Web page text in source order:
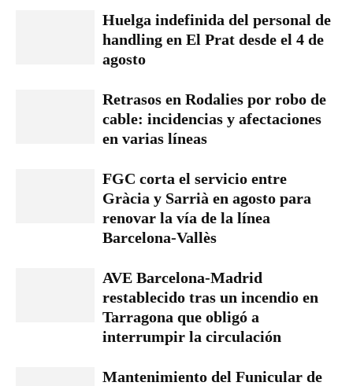
Huelga indefinida del personal de
handling en El Prat desde el 4 de
agosto
Retrasos en Rodalies por robo de
cable: incidencias y afectaciones
en varias líneas
FGC corta el servicio entre
Gràcia y Sarrià en agosto para
renovar la vía de la línea
Barcelona-Vallès
AVE Barcelona-Madrid
restablecido tras un incendio en
Tarragona que obligó a
interrumpir la circulación
Mantenimiento del Funicular de